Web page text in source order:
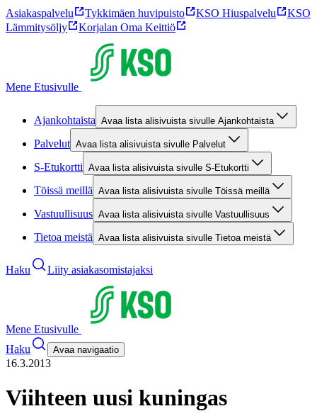
Asiakaspalvelu Tykkimäen huvipuisto KSO Hiuspalvelu
KSO
Lämmitysöljy
Korjalan Oma Keittiö
Mene Etusivulle
Ajankohtaista Avaa lista alisivuista sivulle Ajankohtaista
Palvelut Avaa lista alisivuista sivulle Palvelut
S-Etukortti Avaa lista alisivuista sivulle S-Etukortti
Töissä meillä Avaa lista alisivuista sivulle Töissä meillä
Vastuullisuus Avaa lista alisivuista sivulle Vastuullisuus
Tietoa meistä Avaa lista alisivuista sivulle Tietoa meistä
Haku Liity asiakasomistajaksi
Mene Etusivulle
Haku
Avaa navigaatio
16.3.2013
Viihteen uusi kuningas